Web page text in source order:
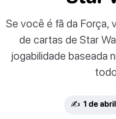
Se você é fã da Força,
de cartas de Star
jogabilidade baseada
✍️ 1 de